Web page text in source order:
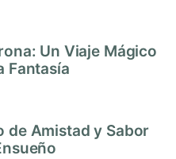
Un Viaje Mágico
Fantasía
de Amistad y Sabor